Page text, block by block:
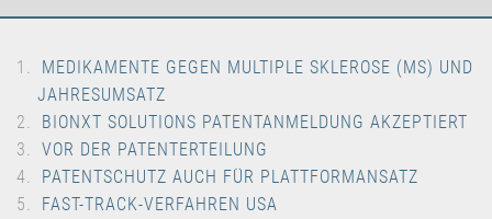
MEDIKAMENTE GEGEN MULTIPLE SKLEROSE (MS) UND
JAHRESUMSATZ
BIONXT SOLUTIONS PATENTANMELDUNG AKZEPTIERT
VOR DER PATENTERTEILUNG
PATENTSCHUTZ AUCH FÜR PLATTFORMANSATZ
FAST-TRACK-VERFAHREN USA